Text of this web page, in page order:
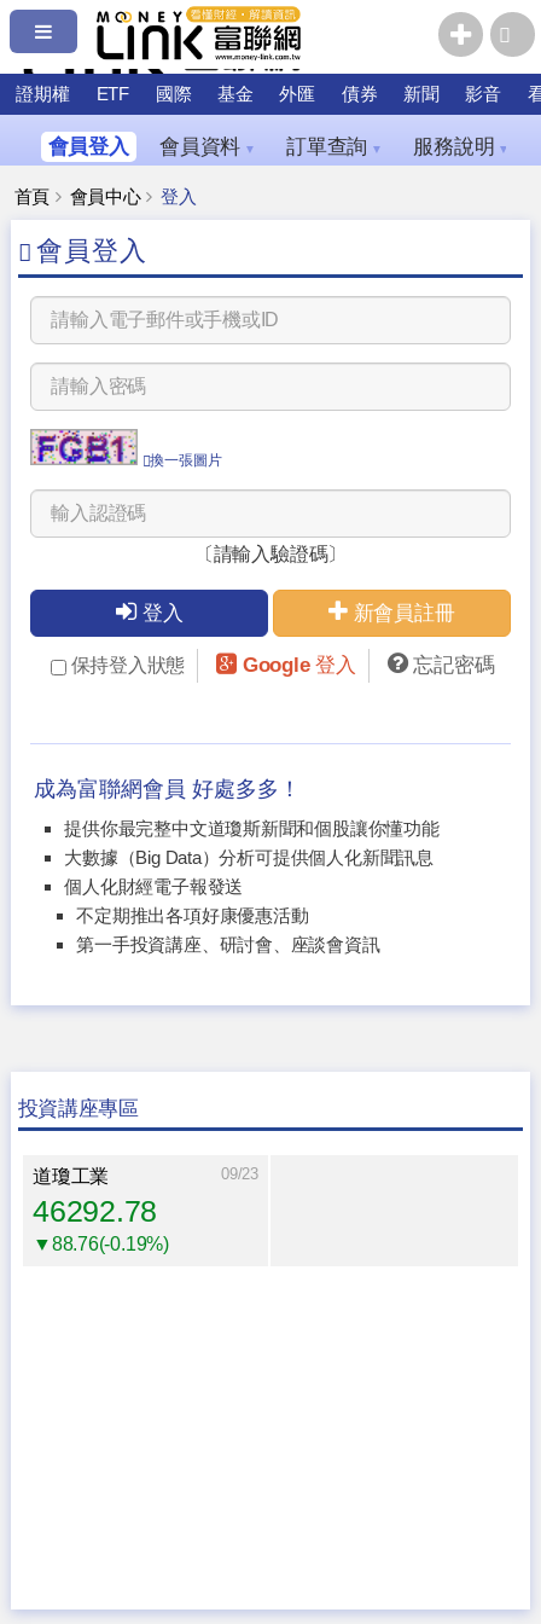
證期權 ETF 國際 基金 外匯 債券 新聞 影音
會員登入 會員資料 ▼ 訂單查詢 ▼ 服務說明 ▼
首頁 會員中心 登入
會員登入
換一張圖片
〔請輸入驗證碼〕
登入 新會員註冊
保持登入狀態 Google 登入 忘記密碼
成為富聯網會員 好處多多！
提供你最完整中文道瓊斯新聞和個股讓你懂功能
大數據（Big Data）分析可提供個人化新聞訊息
個人化財經電子報發送
不定期推出各項好康優惠活動
第一手投資講座、研討會、座談會資訊
投資講座專區
道瓊工業 09/23
46292.78
▼88.76(-0.19%)